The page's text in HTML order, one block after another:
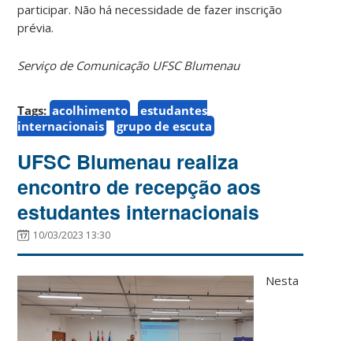
participar. Não há necessidade de fazer inscrição
prévia.
Serviço de Comunicação UFSC Blumenau
Tags: acolhimento
estudantes
internacionais
grupo de escuta
UFSC Blumenau realiza
encontro de recepção aos
estudantes internacionais
10/03/2023 13:30
Nesta